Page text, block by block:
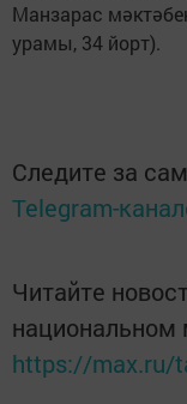
Манзарас
урамы, 34 йорт).
Следите за
Telegram-
Читайте
https://max.ru/